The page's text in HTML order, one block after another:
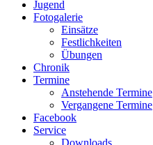
Jugend
Fotogalerie
Einsätze
Festlichkeiten
Übungen
Chronik
Termine
Anstehende Termine
Vergangene Termine
Facebook
Service
Downloads